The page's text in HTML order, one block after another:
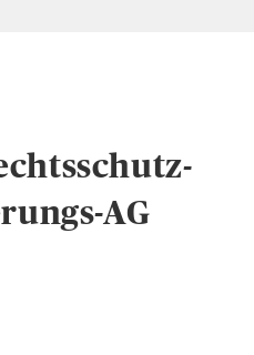
AG